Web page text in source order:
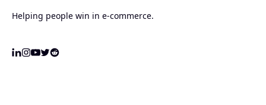
Helping people win in e-commerce.